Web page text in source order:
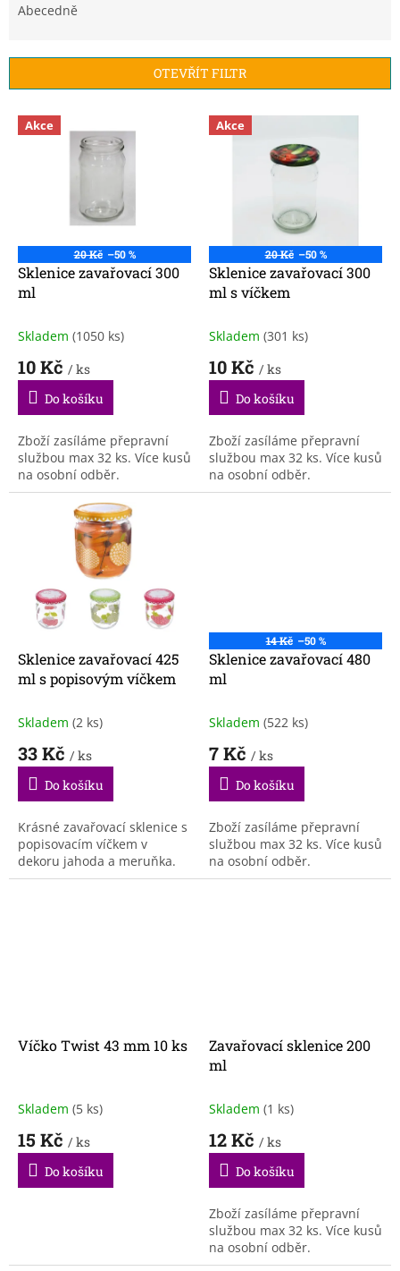
í
r
d
Abecedně
OTEVŘÍT FILTR
V
ý
d
u
Akce
20 Kč –50 %
Sklenice zavařovací 300
ml
Skladem (1050 ks)
10 Kč / ks
Do košíku
Zboží zasíláme přepravní
službou max 32 ks. Více kusů
na osobní odběr.
Akce
20 Kč –50 %
Sklenice zavařovací 300
ml s víčkem
Skladem (301 ks)
10 Kč / ks
Do košíku
Zboží zasíláme přepravní
službou max 32 ks. Více kusů
na osobní odběr.
Sklenice zavařovací 425
ml s popisovým víčkem
Skladem (2 ks)
33 Kč / ks
Do košíku
Krásné zavařovací sklenice s
popisovacím víčkem v
dekoru jahoda a meruňka.
14 Kč –50 %
Sklenice zavařovací 480
ml
Skladem (522 ks)
7 Kč / ks
Do košíku
Zboží zasíláme přepravní
službou max 32 ks. Více kusů
na osobní odběr.
Víčko Twist 43 mm 10 ks
Skladem (5 ks)
15 Kč / ks
Do košíku
Zavařovací sklenice 200
ml
Skladem (1 ks)
12 Kč / ks
Do košíku
Zboží zasíláme přepravní
službou max 32 ks. Více kusů
na osobní odběr.